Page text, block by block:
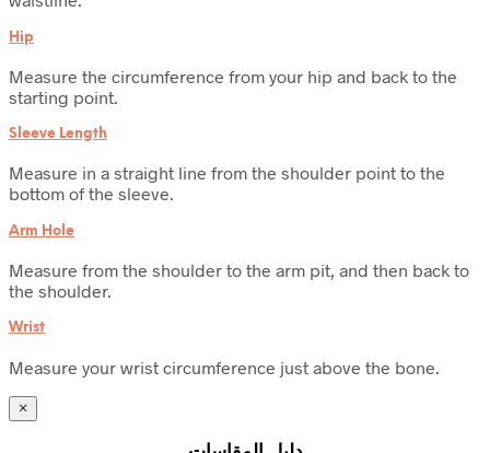
Hip
Measure the circumference from your hip and back to the
starting point.
Sleeve Length
Measure in a straight line from the shoulder point to the
bottom of the sleeve.
Arm Hole
Measure from the shoulder to the arm pit, and then back to
the shoulder.
Wrist
Measure your wrist circumference just above the bone.
×